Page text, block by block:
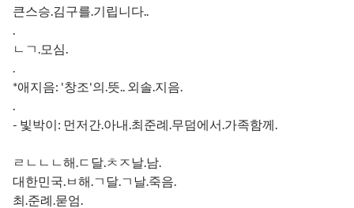
큰스승.김구를.기립니다..
ㄴㄱ.모심.
*애지음: '창조'의.뜻.. 외솔.지음.
- 빛박이: 먼저간.아내.최준례.무덤에서.가족함께.
ㄹㄴㄴㄴ해.ㄷ달.ㅊㅈ날.남.
대한민국.ㅂ해.ㄱ달.ㄱ날.죽음.
최.준례.묻엄.